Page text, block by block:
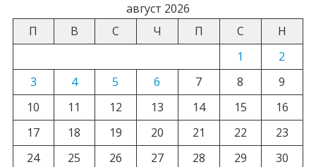
август 2026
П
В С Ч П С
Н
1
2
3
4 5 6 7 8
9
10
11 12 13 14 15
16
17
18 19 20 21 22
23
24
25 26 27 28 29
30